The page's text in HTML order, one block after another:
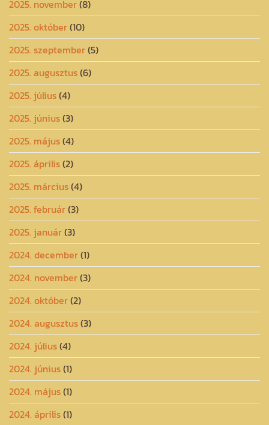
2025. november(8)
2025. október(10)
2025. szeptember(5)
2025. augusztus(6)
2025. július(4)
2025. június(3)
2025. május(4)
2025. április(2)
2025. március(4)
2025. február(3)
2025. január(3)
2024. december(1)
2024. november(3)
2024. október(2)
2024. augusztus(3)
2024. július(4)
2024. június(1)
2024. május(1)
2024. április(1)